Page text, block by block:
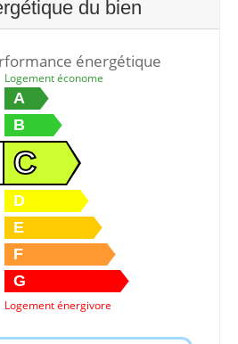
du bien
énergétique
Logement économe
A
B
C
D
E
F
G
Logement énergivore